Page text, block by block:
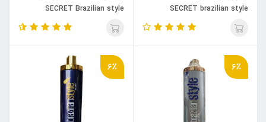
SECRET brazilian style
SECRET Brazilian style
6٪ 6٪